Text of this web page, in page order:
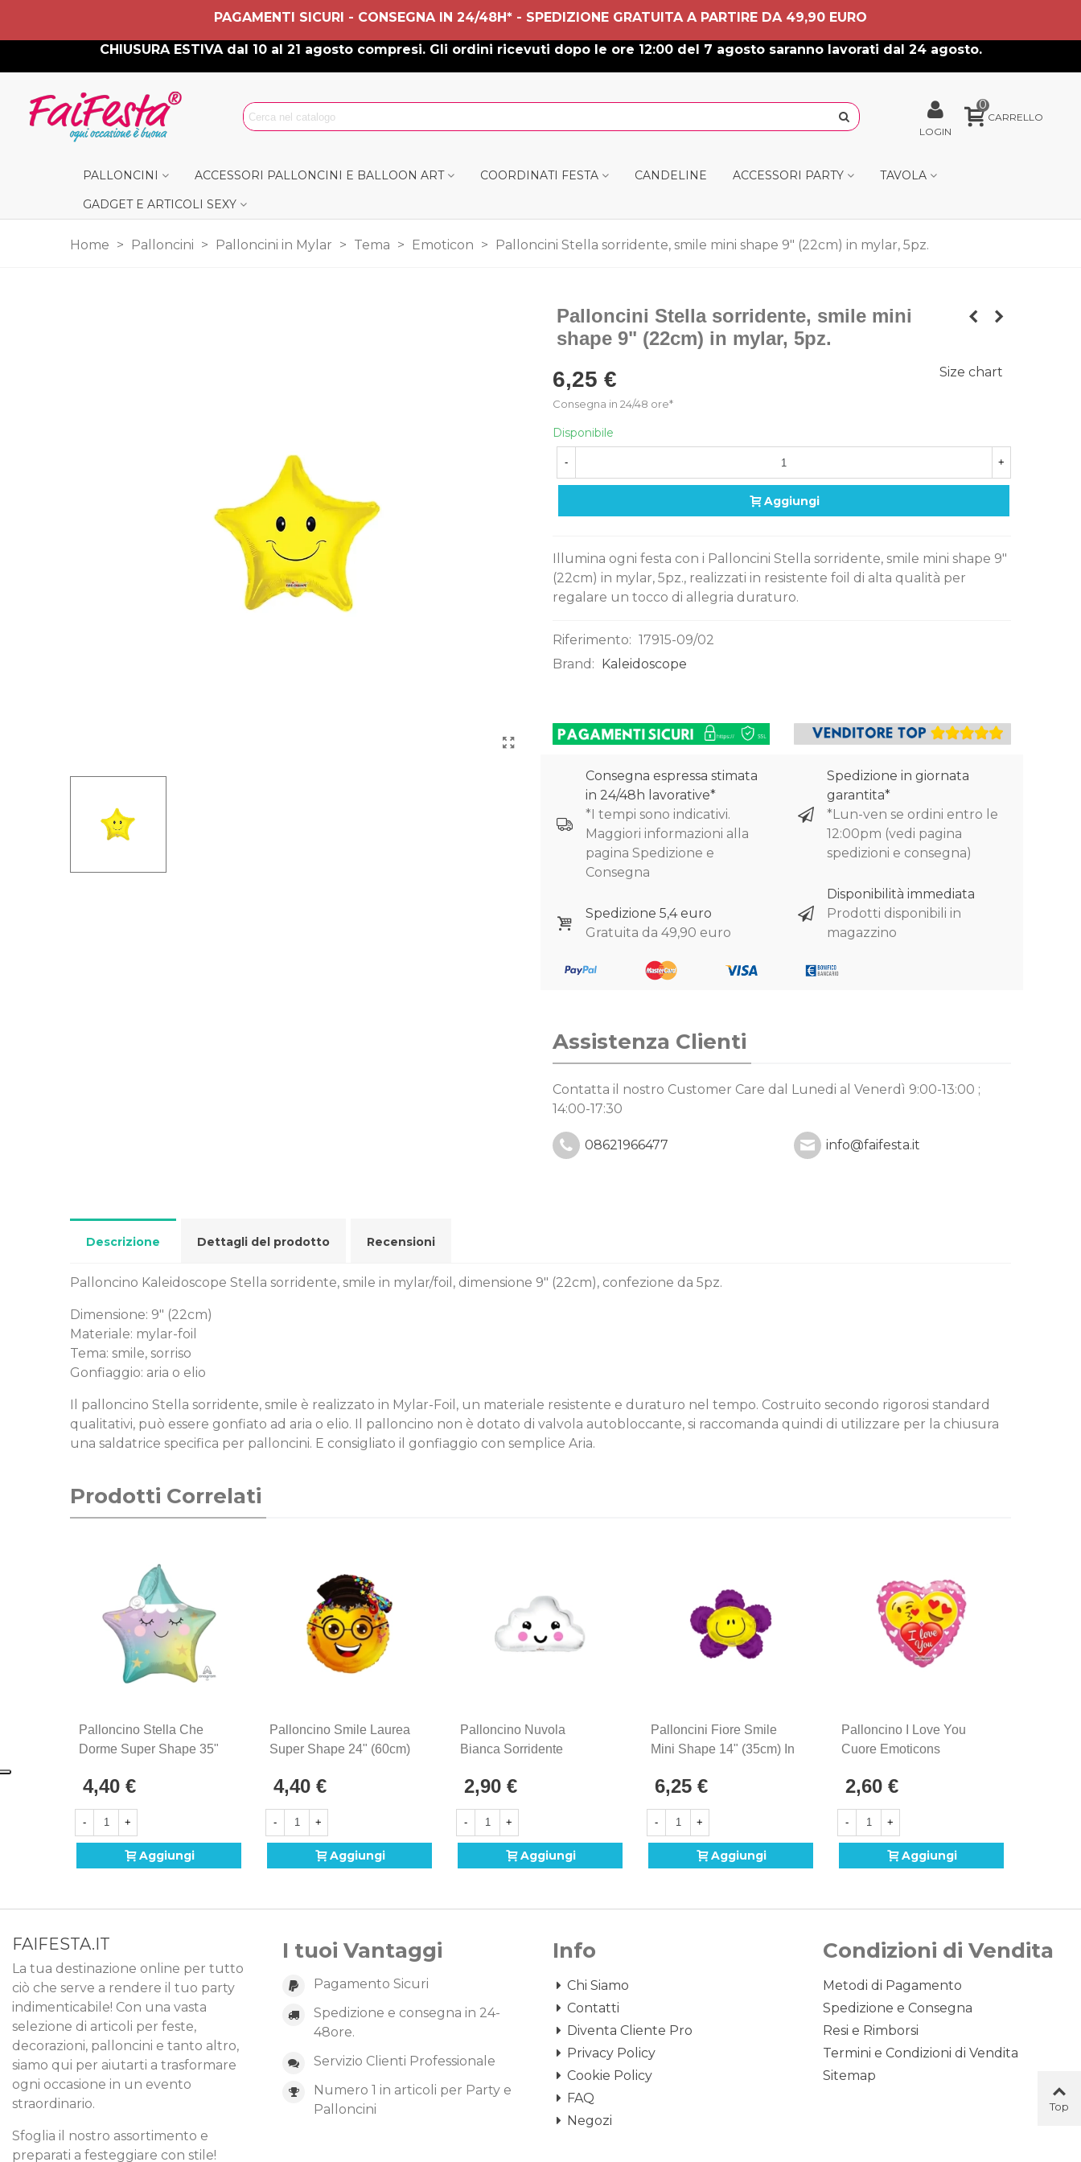
PAGAMENTI SICURI - CONSEGNA IN 24/48H* - SPEDIZIONE GRATUITA A PARTIRE DA 49,90 EURO
CHIUSURA ESTIVA dal 10 al 21 agosto compresi. Gli ordini ricevuti dopo le ore 12:00 del 7 agosto saranno lavorati dal 24 agosto.
LOGIN
0
CARRELLO
PALLONCINI ACCESSORI PALLONCINI E BALLOON ART COORDINATI FESTA CANDELINE ACCESSORI PARTY
TAVOLA
GADGET E ARTICOLI SEXY
Home > Palloncini > Palloncini in Mylar > Tema > Emoticon > Palloncini Stella sorridente, smile mini shape 9" (22cm) in mylar, 5pz.
Palloncini Stella sorridente, smile mini
shape 9" (22cm) in mylar, 5pz.
6,25 €
Consegna in 24/48 ore*
Size chart
Disponibile
- +
Aggiungi
Illumina ogni festa con i Palloncini Stella sorridente, smile mini shape 9"
(22cm) in mylar, 5pz., realizzati in resistente foil di alta qualità per
regalare un tocco di allegria duraturo.
Riferimento: 17915-09/02
Brand:
Kaleidoscope
Consegna espressa stimata
in 24/48h lavorative*
*I tempi sono indicativi.
Maggiori informazioni alla
pagina Spedizione e
Consegna
Spedizione 5,4 euro
Gratuita da 49,90 euro
Spedizione in giornata
garantita*
*Lun-ven se ordini entro le
12:00pm (vedi pagina
spedizioni e consegna)
Disponibilità immediata
Prodotti disponibili in
magazzino
Assistenza Clienti
Contatta il nostro Customer Care dal Lunedi al Venerdì 9:00-13:00 ;
14:00-17:30
08621966477 info@faifesta.it
Descrizione Dettagli del prodotto Recensioni
Palloncino Kaleidoscope Stella sorridente, smile in mylar/foil, dimensione 9" (22cm), confezione da 5pz.
Dimensione: 9" (22cm)
Materiale: mylar-foil
Tema: smile, sorriso
Gonfiaggio: aria o elio
Il palloncino Stella sorridente, smile è realizzato in Mylar-Foil, un materiale resistente e duraturo nel tempo. Costruito secondo rigorosi standard
qualitativi, può essere gonfiato ad aria o elio. Il palloncino non è dotato di valvola autobloccante, si raccomanda quindi di utilizzare per la chiusura
una saldatrice specifica per palloncini. E consigliato il gonfiaggio con semplice Aria.
Prodotti Correlati
Palloncino Stella Che
Dorme Super Shape 35"
4,40 €
- +
Aggiungi
Palloncino Smile Laurea
Super Shape 24" (60cm)
4,40 €
- +
Aggiungi
Palloncino Nuvola
Bianca Sorridente
(50cm) In Mylar, 1pz.
2,90 €
- +
Aggiungi
Palloncini Fiore Smile
Mini Shape 14" (35cm) In
6,25 €
- +
Aggiungi
Palloncino I Love You
Cuore Emoticons
(45cm) In Mylar, 1pz.
2,60 €
- +
Aggiungi
FAIFESTA.IT
La tua destinazione online per tutto
ciò che serve a rendere il tuo party
indimenticabile! Con una vasta
selezione di articoli per feste,
decorazioni, palloncini e tanto altro,
siamo qui per aiutarti a trasformare
ogni occasione in un evento
straordinario.
Sfoglia il nostro assortimento e
preparati a festeggiare con stile!
I tuoi Vantaggi
Pagamento Sicuri
Spedizione e consegna in 24-
48ore.
Servizio Clienti Professionale
Numero 1 in articoli per Party e
Palloncini
Info
Chi Siamo
Contatti
Diventa Cliente Pro
Privacy Policy
Cookie Policy
FAQ
Negozi
Condizioni di Vendita
Metodi di Pagamento
Spedizione e Consegna
Resi e Rimborsi
Termini e Condizioni di Vendita
Sitemap
Top